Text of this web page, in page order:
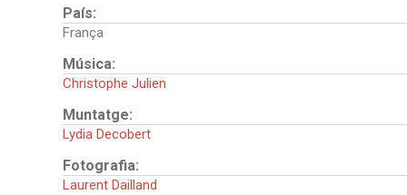
País:
França
Música:
Christophe Julien
Muntatge:
Lydia Decobert
Fotografia:
Laurent Dailland